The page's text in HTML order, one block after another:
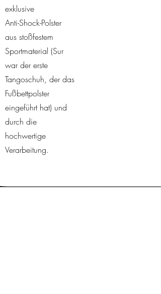
exklusive
Anti-Shock-Polster
aus stoßfestem
Sportmaterial (Sur
war der erste
Tangoschuh, der das
Fußbettpolster
eingeführt hat) und
durch die
hochwertige
Verarbeitung.